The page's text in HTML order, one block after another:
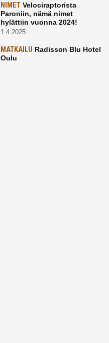
NIMETVelociraptorista
Paroniin, nämä nimet
hylättiin vuonna 2024!
1.4.2025
MATKAILU Radisson Blu Hotel
Oulu